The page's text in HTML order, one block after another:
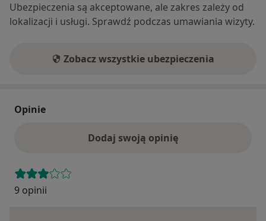
Ubezpieczenia są akceptowane, ale zakres zależy od
lokalizacji i usługi. Sprawdź podczas umawiania wizyty.
Zobacz wszystkie ubezpieczenia
Opinie
Dodaj swoją opinię
9 opinii